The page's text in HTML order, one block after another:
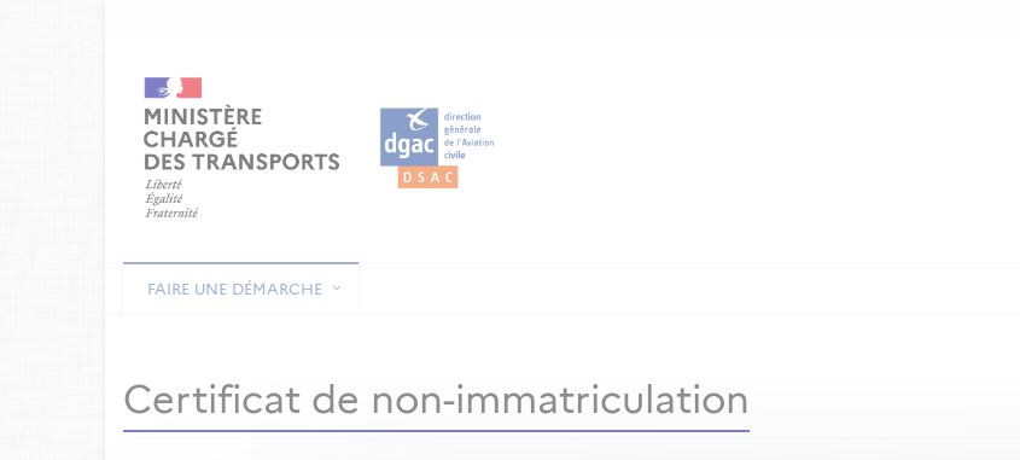
FAIRE UNE DÉMARCHE
Certificat de non-immatriculation